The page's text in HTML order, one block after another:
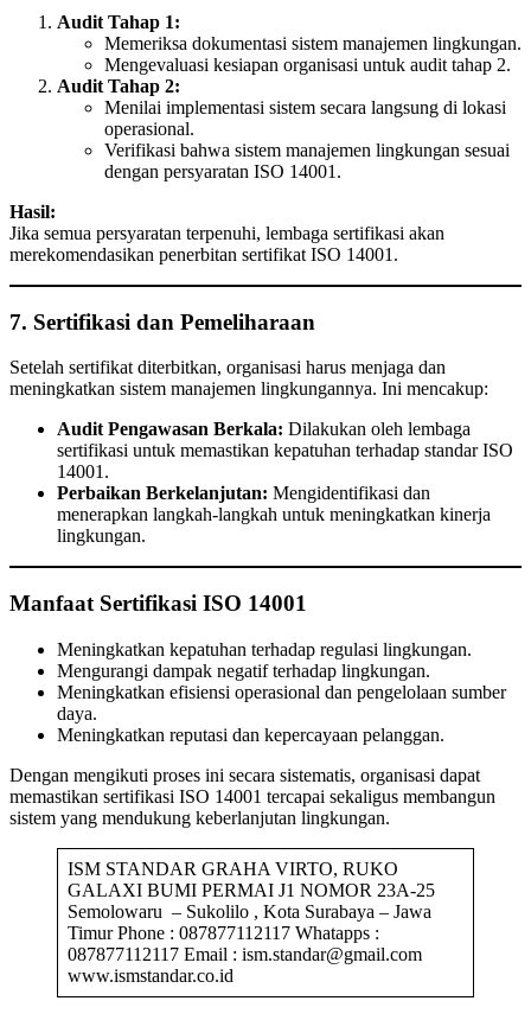
Audit Tahap 1:
Memeriksa dokumentasi sistem manajemen lingkungan.
Mengevaluasi kesiapan organisasi untuk audit tahap 2.
Audit Tahap 2:
Menilai implementasi sistem secara langsung di lokasi
operasional.
Verifikasi bahwa sistem manajemen lingkungan sesuai
dengan persyaratan ISO 14001.
Hasil:
Jika semua persyaratan terpenuhi, lembaga sertifikasi akan
merekomendasikan penerbitan sertifikat ISO 14001.
7. Sertifikasi dan Pemeliharaan
Setelah sertifikat diterbitkan, organisasi harus menjaga dan
meningkatkan sistem manajemen lingkungannya. Ini mencakup:
Audit Pengawasan Berkala: Dilakukan oleh lembaga
sertifikasi untuk memastikan kepatuhan terhadap standar ISO
14001.
Perbaikan Berkelanjutan: Mengidentifikasi dan
menerapkan langkah-langkah untuk meningkatkan kinerja
lingkungan.
Manfaat Sertifikasi ISO 14001
Meningkatkan kepatuhan terhadap regulasi lingkungan.
Mengurangi dampak negatif terhadap lingkungan.
Meningkatkan efisiensi operasional dan pengelolaan sumber
daya.
Meningkatkan reputasi dan kepercayaan pelanggan.
Dengan mengikuti proses ini secara sistematis, organisasi dapat
memastikan sertifikasi ISO 14001 tercapai sekaligus membangun
sistem yang mendukung keberlanjutan lingkungan.
ISM STANDAR GRAHA VIRTO, RUKO
GALAXI BUMI PERMAI J1 NOMOR 23A-25
Semolowaru – Sukolilo , Kota Surabaya – Jawa
Timur Phone : 087877112117 Whatapps :
087877112117 Email : ism.standar@gmail.com
www.ismstandar.co.id